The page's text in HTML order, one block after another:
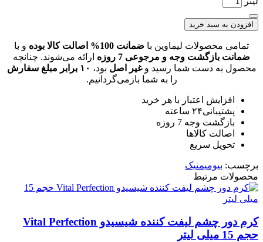
افزودن به سبد خرید
تمامی محصولات لیماوین با ضمانت 100% اصالت کالا بوده
و با
ضمانت بازگشت وجه و مرجوعی 7 روزه
ارائه می‌شوند. چنانچه
محصول به دست شما رسید وغیر اصل بود، ۱۰ برابر مبلغ سفارش
را به شما بازمی‌گردانیم.
افزایش اعتبار با هر خرید
پشتیبانی۲۴ ساعته
بازگشت وجه 7 روزه
اصالت کالاها
تحویل سریع
برچسب: بیومیمتیک
محصولات مرتبط
کرم دور چشم لیفت کننده شیسیدو Vital Perfection
حجم 15 میلی لیتر